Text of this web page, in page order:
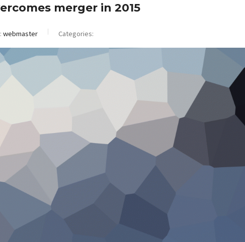
merger in 2015
webmaster Categories: